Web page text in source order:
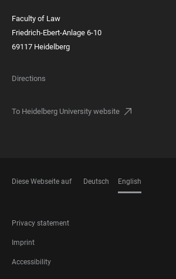
Faculty of Law
Friedrich-Ebert-Anlage 6-10
69117 Heidelberg
Directions
To Heidelberg University website
Diese Webseite auf Deutsch English
FOOTER
LEGAL
Privacy statement
Imprint
Accessibility